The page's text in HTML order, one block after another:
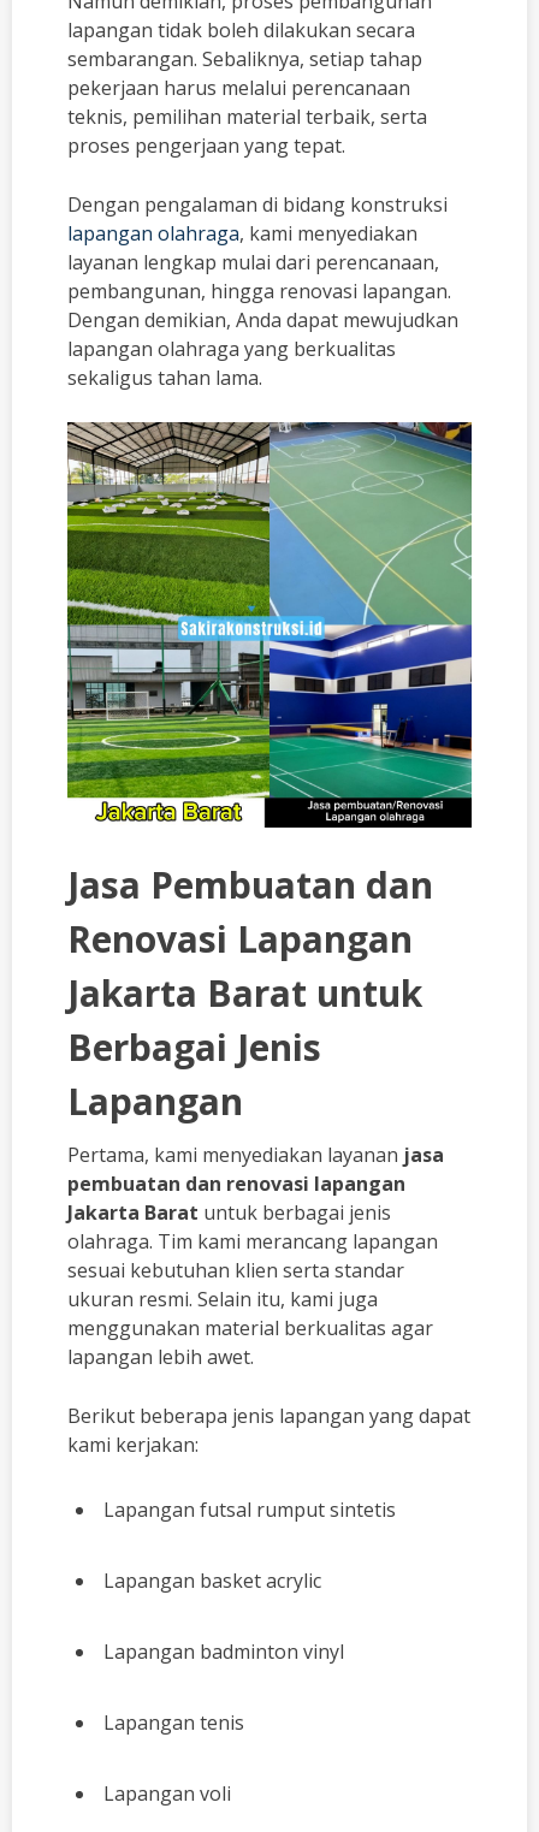
lapangan tidak boleh dilakukan secara
sembarangan. Sebaliknya, setiap tahap
pekerjaan harus melalui perencanaan
teknis, pemilihan material terbaik, serta
proses pengerjaan yang tepat.
Dengan pengalaman di bidang konstruksi
lapangan olahraga, kami menyediakan
layanan lengkap mulai dari perencanaan,
pembangunan, hingga renovasi lapangan.
Dengan demikian, Anda dapat mewujudkan
lapangan olahraga yang berkualitas
sekaligus tahan lama.
Jasa Pembuatan dan
Renovasi Lapangan
Jakarta Barat untuk
Berbagai Jenis
Lapangan
Pertama, kami menyediakan layanan jasa
pembuatan dan renovasi lapangan
Jakarta Barat untuk berbagai jenis
olahraga. Tim kami merancang lapangan
sesuai kebutuhan klien serta standar
ukuran resmi. Selain itu, kami juga
menggunakan material berkualitas agar
lapangan lebih awet.
Berikut beberapa jenis lapangan yang dapat
kami kerjakan:
Lapangan futsal rumput sintetis
Lapangan basket acrylic
Lapangan badminton vinyl
Lapangan tenis
Lapangan voli